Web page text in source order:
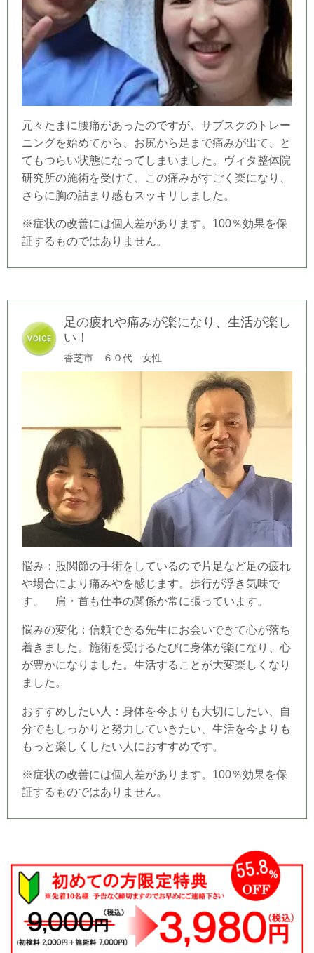
元々たまに腰痛があったのですが、サブスクのトレー
ニングを始めてから、お尻から足まで痛みが出て、と
てもつらい状態になってしまいました。ヴィタ整体院
研究所の施術を受けて、この痛みがすごく楽になり、
さらに胸の詰まり感もスッキリしました。
※症状の改善には個人差があります。100％効果を保
証するものではありません。
足の疲れや痛みが楽になり、生活が楽し
い！
香芝市 ６０代 女性
悩み：股関節の手術をしているので片足など足の疲れ
や場合により痛みやを感じます。歩行が浮き気味で
す。 肩・首も仕事の関係か常に張っています。
悩みの変化：信頼できる先生にお会いできて心が落ち
着きました。 施術を受けるたびに身体が楽になり、心
が豊かになりました。生活することが大変楽しくなり
ました。
おすすめしたい人：身体を今よりも大切にしたい、自
分でもしっかりと努力していきたい、生活を今よりも
もっと楽しくしたい人におすすめです。
※症状の改善には個人差があります。100％効果を保
証するものではありません。